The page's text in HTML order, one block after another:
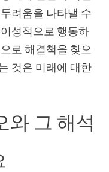
려움을 나타낼 수
성적으로 행동하
로 해결책을 찾으
것은 미래에 대한
와 그 해석